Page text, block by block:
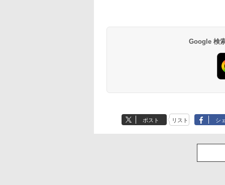
Google 検
ポスト リスト シ